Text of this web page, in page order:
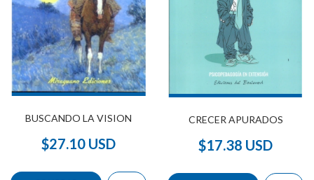
BUSCANDO LA VISION
$27.10 USD
CRECER APURADOS
$17.38 USD